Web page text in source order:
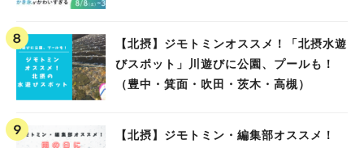
【北摂】ジモトミンオススメ！「北摂水遊
びスポット」川遊びに公園、プールも！
（豊中・箕面・吹田・茨木・高槻）
【北摂】ジモトミン・編集部オススメ！